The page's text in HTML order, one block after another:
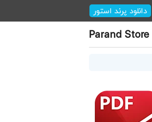
دانلود پرند استور
Parand Store